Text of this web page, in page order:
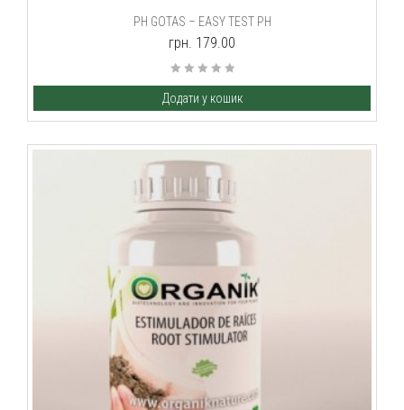
PH GOTAS – EASY TEST PH
грн. 179.00
Додати у кошик